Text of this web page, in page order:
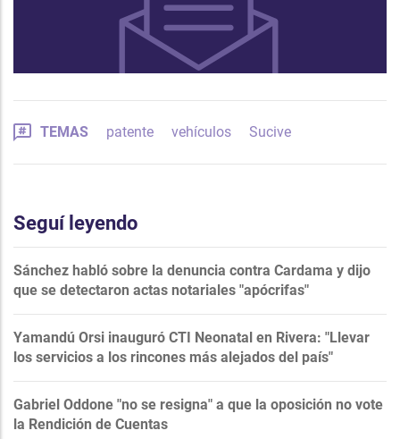
TEMAS patente vehículos Sucive
Seguí leyendo
Sánchez habló sobre la denuncia contra Cardama y dijo
que se detectaron actas notariales "apócrifas"
Yamandú Orsi inauguró CTI Neonatal en Rivera: "Llevar
los servicios a los rincones más alejados del país"
Gabriel Oddone "no se resigna" a que la oposición no vote
la Rendición de Cuentas